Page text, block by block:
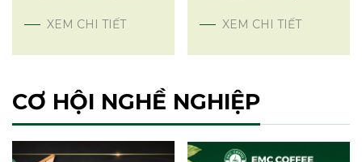
XEM CHI TIẾT XEM CHI TIẾT
CƠ HỘI NGHỀ NGHIỆP